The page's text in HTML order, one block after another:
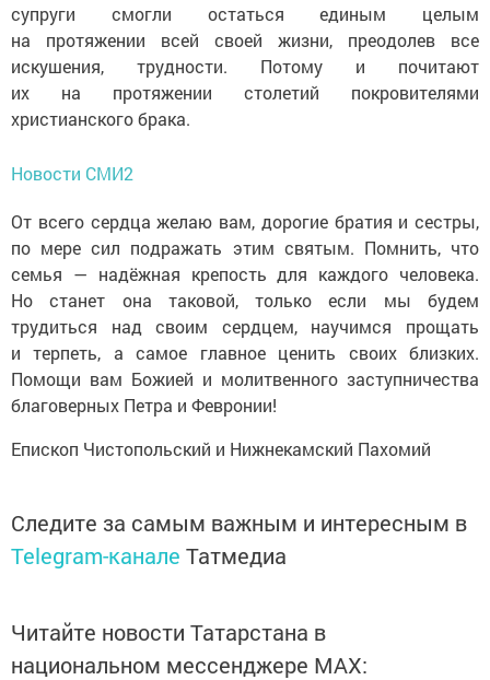
супруги смогли остаться единым целым
на протяжении всей своей жизни, преодолев все
искушения, трудности. Потому и почитают
их на протяжении столетий покровителями
христианского брака.
Новости СМИ2
От всего сердца желаю вам, дорогие братия и сестры,
по мере сил подражать этим святым. Помнить, что
семья — надёжная крепость для каждого человека.
Но станет она таковой, только если мы будем
трудиться над своим сердцем, научимся прощать
и терпеть, а самое главное ценить своих близких.
Помощи вам Божией и молитвенного заступничества
благоверных Петра и Февронии!
Епископ Чистопольский и Нижнекамский Пахомий
Следите за самым важным и интересным в
Telegram-канале Татмедиа
Читайте новости Татарстана в
национальном мессенджере MАХ: